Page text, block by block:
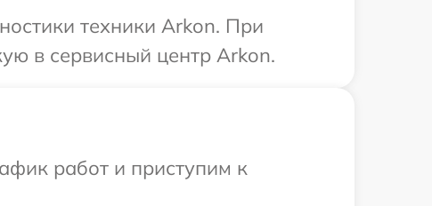
техники Arkon. При
в сервисный центр Arkon.
работ и приступим к